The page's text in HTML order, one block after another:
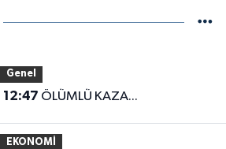
Genel
12:47 ÖLÜMLÜ KAZA...
EKONOMİ